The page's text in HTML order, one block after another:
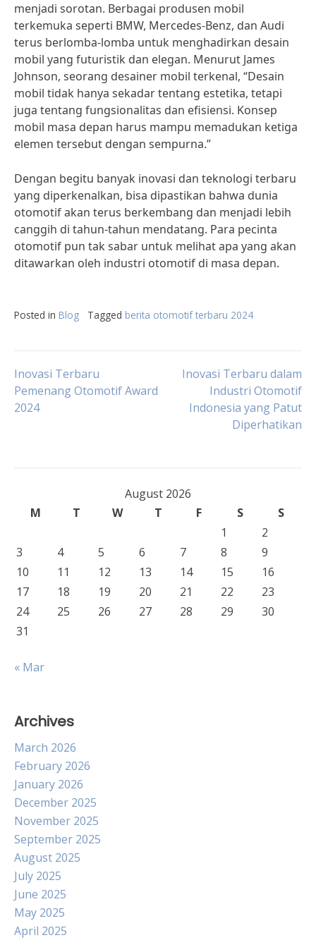
menjadi sorotan. Berbagai produsen mobil
terkemuka seperti BMW, Mercedes-Benz, dan Audi
terus berlomba-lomba untuk menghadirkan desain
mobil yang futuristik dan elegan. Menurut James
Johnson, seorang desainer mobil terkenal, “Desain
mobil tidak hanya sekadar tentang estetika, tetapi
juga tentang fungsionalitas dan efisiensi. Konsep
mobil masa depan harus mampu memadukan ketiga
elemen tersebut dengan sempurna.”
Dengan begitu banyak inovasi dan teknologi terbaru
yang diperkenalkan, bisa dipastikan bahwa dunia
otomotif akan terus berkembang dan menjadi lebih
canggih di tahun-tahun mendatang. Para pecinta
otomotif pun tak sabar untuk melihat apa yang akan
ditawarkan oleh industri otomotif di masa depan.
Posted in Blog Tagged berita otomotif terbaru 2024
Post
navigation
Inovasi Terbaru
Pemenang Otomotif Award
2024
Inovasi Terbaru dalam
Industri Otomotif
Indonesia yang Patut
Diperhatikan
August 2026
M
T W T F S
S
1
2
3
4 5 6 7 8
9
10
11 12 13 14 15
16
17
18 19 20 21 22
23
24
25 26 27 28 29
30
31
« Mar
Archives
March 2026
February 2026
January 2026
December 2025
November 2025
September 2025
August 2025
July 2025
June 2025
May 2025
April 2025